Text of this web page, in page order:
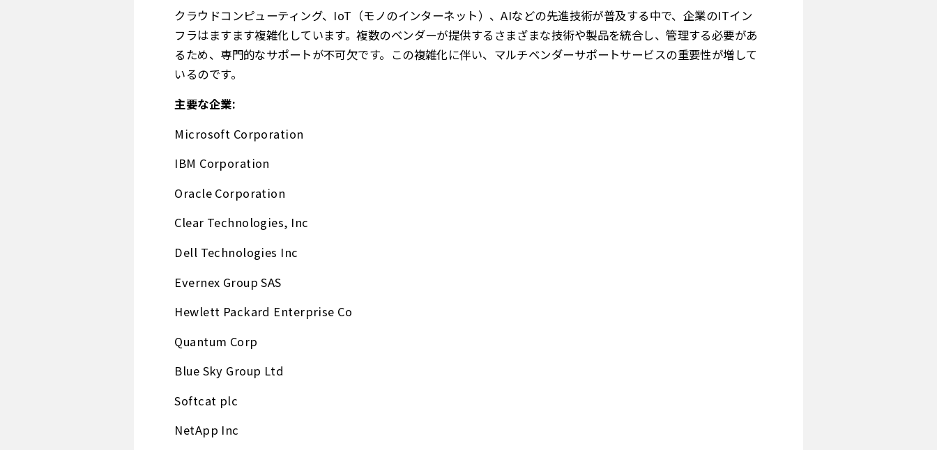
クラウドコンピューティング、IoT（モノのインターネット）、AIなどの先進技術が普及する中で、企業のITイン
フラはますます複雑化しています。複数のベンダーが提供するさまざまな技術や製品を統合し、管理する必要があ
るため、専門的なサポートが不可欠です。この複雑化に伴い、マルチベンダーサポートサービスの重要性が増して
いるのです。
主要な企業:
Microsoft Corporation
IBM Corporation
Oracle Corporation
Clear Technologies, Inc
Dell Technologies Inc
Evernex Group SAS
Hewlett Packard Enterprise Co
Quantum Corp
Blue Sky Group Ltd
Softcat plc
NetApp Inc